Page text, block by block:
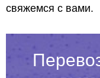
свяжемся с вами.